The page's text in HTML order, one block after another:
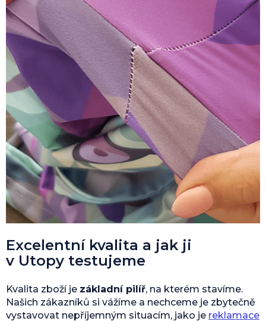
Excelentní kvalita a jak ji
v Utopy testujeme
Kvalita zboží je základní pilíř, na kterém stavíme.
Našich zákazníků si vážíme a nechceme je zbytečně
vystavovat nepříjemným situacím, jako je reklamace